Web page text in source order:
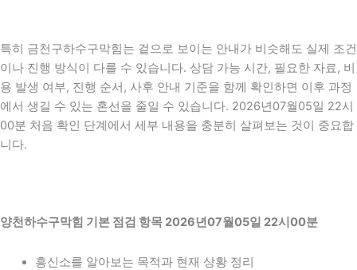
특히 금천구하수구막힘는 겉으로 보이는 안내가 비슷해도 실제 조건
이나 진행 방식이 다를 수 있습니다. 상담 가능 시간, 필요한 자료, 비
용 발생 여부, 진행 순서, 사후 안내 기준을 함께 확인하면 이후 과정
에서 생길 수 있는 혼선을 줄일 수 있습니다. 2026년07월05일 22시
00분 처음 확인 단계에서 세부 내용을 충분히 살펴보는 것이 중요합
니다.
양천하수구막힘 기본 점검 항목 2026년07월05일 22시00분
흥신소를 알아보는 목적과 현재 상황 정리